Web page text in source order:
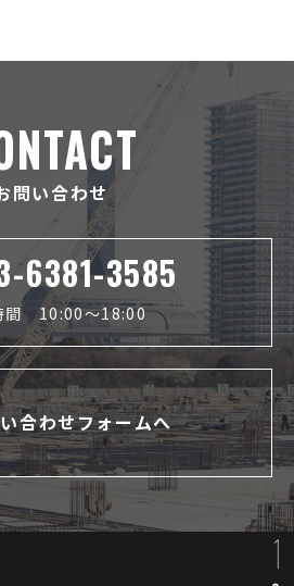
問い合わせ
6381-3585
間 10:00～18:00
合わせフォームへ